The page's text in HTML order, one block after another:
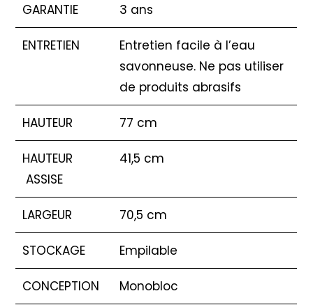
GARANTIE 3 ans
ENTRETIEN
Entretien facile à l’eau
savonneuse. Ne pas utiliser
de produits abrasifs
HAUTEUR 77 cm
HAUTEUR
ASSISE
41,5 cm
LARGEUR 70,5 cm
STOCKAGE Empilable
CONCEPTION Monobloc